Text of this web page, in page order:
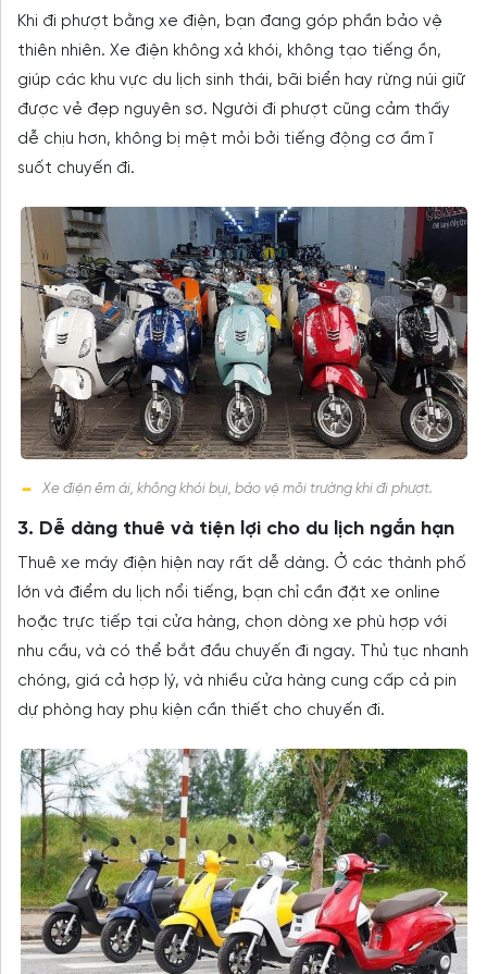
Khi đi phượt bằng xe điện, bạn đang góp phần bảo vệ
thiên nhiên. Xe điện không xả khói, không tạo tiếng ồn,
giúp các khu vực du lịch sinh thái, bãi biển hay rừng núi giữ
được vẻ đẹp nguyên sơ. Người đi phượt cũng cảm thấy
dễ chịu hơn, không bị mệt mỏi bởi tiếng động cơ ầm ĩ
suốt chuyến đi.
Xe điện êm ái, không khói bụi, bảo vệ môi trường khi đi phượt.
3. Dễ dàng thuê và tiện lợi cho du lịch ngắn hạn
Thuê xe máy điện hiện nay rất dễ dàng. Ở các thành phố
lớn và điểm du lịch nổi tiếng, bạn chỉ cần đặt xe online
hoặc trực tiếp tại cửa hàng, chọn dòng xe phù hợp với
nhu cầu, và có thể bắt đầu chuyến đi ngay. Thủ tục nhanh
chóng, giá cả hợp lý, và nhiều cửa hàng cung cấp cả pin
dự phòng hay phụ kiện cần thiết cho chuyến đi.